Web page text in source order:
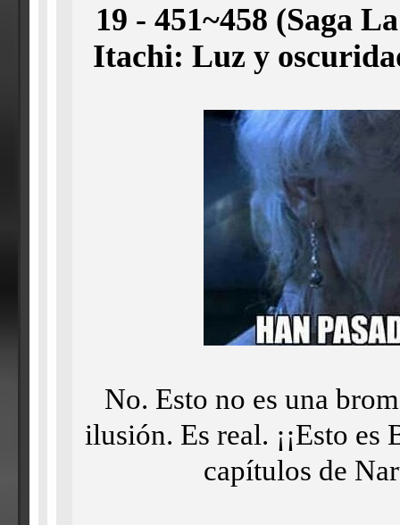
19 - 451~458 (Saga
Itachi: Luz y
No. Esto no es una
ilusión. Es real. ¡¡Esto
capítulos de